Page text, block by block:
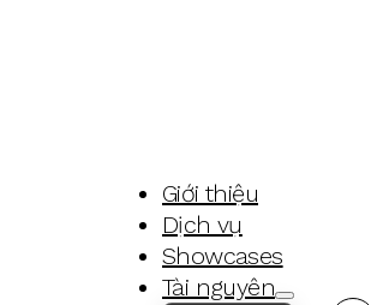
Giới thiệu
Dịch vụ
Showcases
Tài nguyên